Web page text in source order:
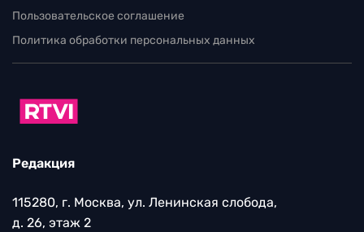
Пользовательское соглашение
Политика обработки персональных данных
Редакция
115280, г. Москва, ул. Ленинская слобода,
д. 26, этаж 2